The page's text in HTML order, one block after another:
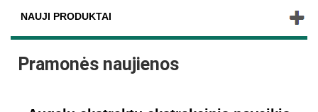
NAUJI PRODUKTAI
Pramonės naujienos